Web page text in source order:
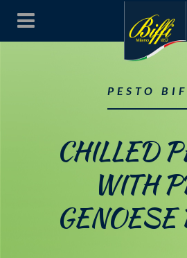
PESTO
CHILLED
WITH